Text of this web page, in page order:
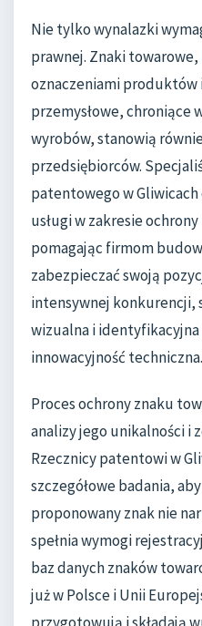
Nie tylko wynalazki
prawnej. Znaki
oznaczeniami produktów
przemysłowe, chroniące
wyrobów, stanowią
przedsiębiorców.
patentowego w
usługi w zakresie
pomagając firmom
zabezpieczać swoją
intensywnej konkurencji,
wizualna i
innowacyjność techniczna.
Proces ochrony znaku
analizy jego unikalności i
Rzecznicy patentowi w
szczegółowe badania,
proponowany znak nie
spełnia wymogi
baz danych znaków
już w Polsce i Unii